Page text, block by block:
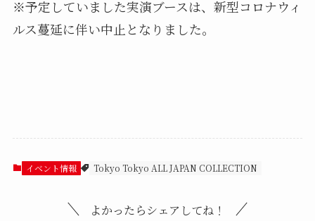
※予定していました実演ブースは、新型コロナウィ
ルス蔓延に伴い中止となりました。
イベント情報 Tokyo Tokyo ALL JAPAN COLLECTION
よかったらシェアしてね！